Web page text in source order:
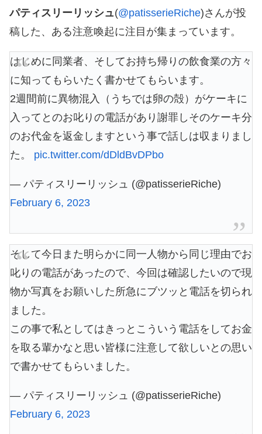
パティスリーリッシュ(@patisserieRiche)さんが投
稿した、ある注意喚起に注目が集まっています。
はじめに同業者、そしてお持ち帰りの飲食業の方々
に知ってもらいたく書かせてもらいます。
2週間前に異物混入（うちでは卵の殻）がケーキに
入ってとのお叱りの電話があり謝罪しそのケーキ分
のお代金を返金しますという事で話しは収まりまし
た。 pic.twitter.com/dDldBvDPbo
— パティスリーリッシュ (@patisserieRiche)
February 6, 2023
そして今日また明らかに同一人物から同じ理由でお
叱りの電話があったので、今回は確認したいので現
物か写真をお願いした所急にブツッと電話を切られ
ました。
この事で私としてはきっとこういう電話をしてお金
を取る輩かなと思い皆様に注意して欲しいとの思い
で書かせてもらいました。
— パティスリーリッシュ (@patisserieRiche)
February 6, 2023